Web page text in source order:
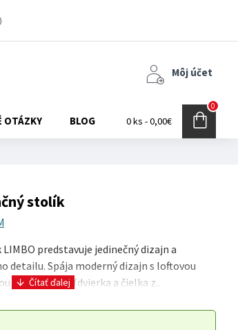
Môj účet
OTÁZKY BLOG 0 ks - 0,00€
0
stolík
predstavuje jedinečný dizajn a
detailu. Spája moderný dizajn s loftovou
Predná časť (dvierka a čielka z..